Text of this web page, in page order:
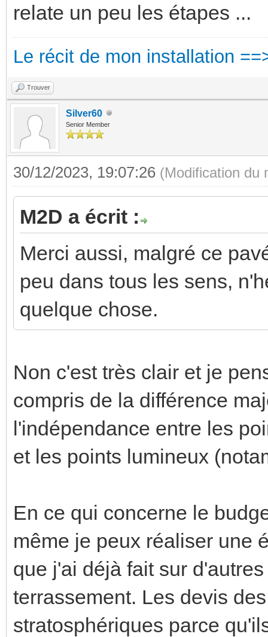
relate un peu les étapes ...
Le récit de mon installation
Trouver
Silver60
Senior Member
30/12/2023, 19:07:26 (Modification du
M2D a écrit :
Merci aussi, malgré ce
peu dans tous les sens,
quelque chose.
Non c'est très clair et je
compris de la différence
l'indépendance entre les
et les points lumineux
En ce qui concerne le
même je peux réaliser une
que j'ai déjà fait sur
terrassement. Les devis
stratosphériques parce